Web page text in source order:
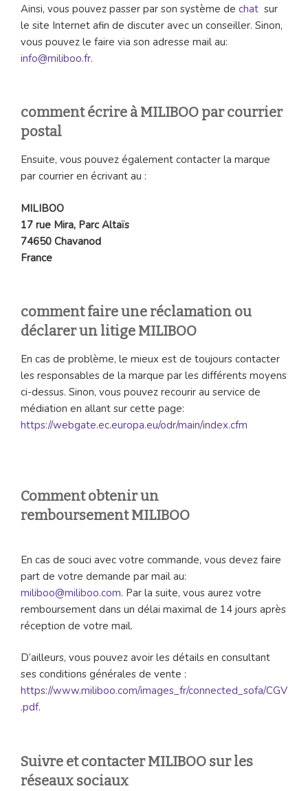
Ainsi, vous pouvez passer par son système de chat sur
le site Internet afin de discuter avec un conseiller. Sinon,
vous pouvez le faire via son adresse mail au:
info@miliboo.fr.
comment écrire à MILIBOO par courrier
postal
Ensuite, vous pouvez également contacter la marque
par courrier en écrivant au :
MILIBOO
17 rue Mira, Parc Altaïs
74650 Chavanod
France
comment faire une réclamation ou
déclarer un litige MILIBOO
En cas de problème, le mieux est de toujours contacter
les responsables de la marque par les différents moyens
ci-dessus. Sinon, vous pouvez recourir au service de
médiation en allant sur cette page:
https://webgate.ec.europa.eu/odr/main/index.cfm
Comment obtenir un
remboursement MILIBOO
En cas de souci avec votre commande, vous devez faire
part de votre demande par mail au:
miliboo@miliboo.com. Par la suite, vous aurez votre
remboursement dans un délai maximal de 14 jours après
réception de votre mail.
D’ailleurs, vous pouvez avoir les détails en consultant
ses conditions générales de vente :
https://www.miliboo.com/images_fr/connected_sofa/CGV
.pdf.
Suivre et contacter MILIBOO sur les
réseaux sociaux